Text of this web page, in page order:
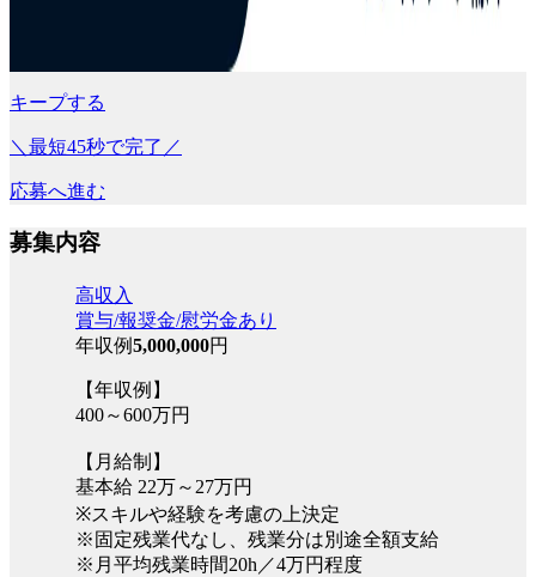
キープする
＼最短45秒で完了／
応募へ進む
募集内容
高収入
賞与/報奨金/慰労金あり
年収例5,000,000円
【年収例】
400～600万円
【月給制】
基本給 22万～27万円
※スキルや経験を考慮の上決定
※固定残業代なし、残業分は別途全額支給
※月平均残業時間20h／4万円程度